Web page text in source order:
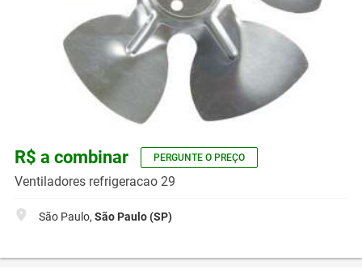
R$ a combinar PERGUNTE O PREÇO
Ventiladores refrigeracao 29
São Paulo, São Paulo (SP)